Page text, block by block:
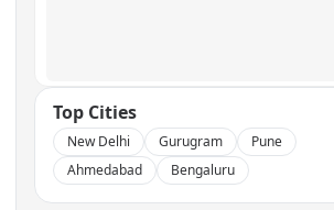
Top Cities
New Delhi Gurugram
Pune
Ahmedabad
Bengaluru